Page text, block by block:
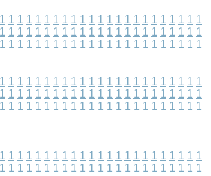
1 1 1 1 1 1 1 1 1 1 1 1 1 1 1 1 1 1 1 1 1 1 1
1 1 1 1 1 1 1 1 1 1 1 1 1 1 1 1 1 1 1 1 1 1 1
1 1 1 1 1 1 1 1 1 1 1 1 1 1 1 1 1 1 1 1 1 1 1
1 1 1 1 1 1 1 1 1 1 1 1 1 1 1 1 1 1 1 1 1 1 1
1 1 1 1 1 1 1 1 1 1 1 1 1 1 1 1 1 1 1 1 1 1 1
1 1 1 1 1 1 1 1 1 1 1 1 1 1 1 1 1 1 1 1 1 1 1
1 1 1 1 1 1 1 1 1 1 1 1 1 1 1 1 1 1 1 1 1 1 1
1 1 1 1 1 1 1 1 1 1 1 1 1 1 1 1 1 1 1 1 1 1 1